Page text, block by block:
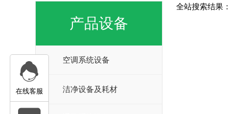
产品设备
空调系统设备
洁净设备及耗材
全站搜索结果
在线客服